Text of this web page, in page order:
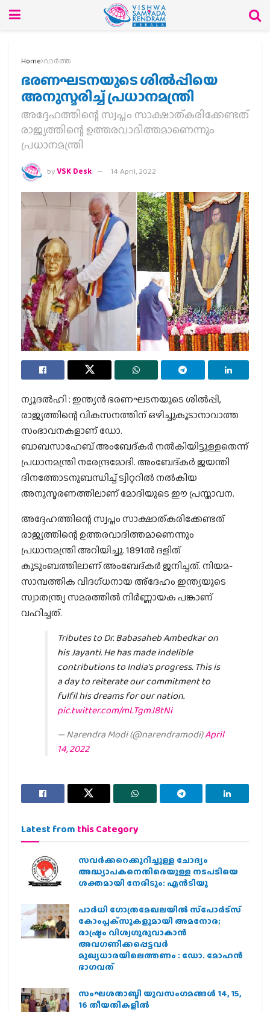
Home വാര്‍ത്ത
ഭരണഘടനയുടെ ശില്‍പ്പിയെ
അനുസ്മരിച്ച് പ്രധാനമന്ത്രി
അദ്ദേഹത്തിന്റെ സ്വപ്നം സാക്ഷാത്കരിക്കേണ്ടത്
രാജ്യത്തിന്റെ ഉത്തരവാദിത്തമാണെന്നും
പ്രധാനമന്ത്രി
byVSK Desk 14 April, 2022
ന്യൂദല്‍ഹി : ഇന്ത്യന്‍ ഭരണഘടനയുടെ ശില്‍പ്പി,
രാജ്യത്തിന്റെ വികസനത്തിന് ഒഴിച്ചുകൂടാനാവാത്ത
സംഭാവനകളാണ് ഡോ.
ബാബസാഹേബ് അംബേദ്കര്‍ നല്‍കിയിട്ടുള്ളതെന്ന്
പ്രധാനമന്ത്രി നരേന്ദ്രമോദി. അംബേദ്കര്‍ ജയന്തി
ദിനത്തോടനുബന്ധിച്ച് ട്വിറ്ററില്‍ നല്‍കിയ
അനുസ്മരണത്തിലാണ് മോദിയുടെ ഈ പ്രസ്താവന.
അദ്ദേഹത്തിന്റെ സ്വപ്നം സാക്ഷാത്കരിക്കേണ്ടത്
രാജ്യത്തിന്റെ ഉത്തരവാദിത്തമാണെന്നും
പ്രധാനമന്ത്രി അറിയിച്ചു. 1891ല്‍ ദളിത്
കുടുംബത്തിലാണ് അംബേദ്കര്‍ ജനിച്ചത്. നിയമ-
സാമ്പത്തിക വിദഗ്ധനായ അ്‌ദേഹം ഇന്ത്യയുടെ
സ്വാതന്ത്ര്യ സമരത്തില്‍ നിര്‍ണ്ണായക പങ്കാണ്
വഹിച്ചത്.
Tributes to Dr. Babasaheb Ambedkar on
his Jayanti. He has made indelible
contributions to India’s progress. This is
a day to reiterate our commitment to
fulfil his dreams for our nation.
pic.twitter.com/mLTgmJ8tNi
— Narendra Modi (@narendramodi)April
14, 2022
Latest from this Category
സവര്‍ക്കറെക്കുറിച്ചുള്ള ചോദ്യം
അദ്ധ്യാപകനെതിരെയുള്ള നടപടിയെ
ശക്തമായി നേരിടും: എന്‍ടിയു
പാര്‍ധി ഗോത്രമേഖലയില്‍ സ്‌പോര്‍ട്‌സ്
കോംപ്ലക്‌സുകളുമായി അമനോര;
രാഷ്ട്രം വിശ്വഗുരുവാകാന്‍
അവഗണിക്കപ്പെട്ടവര്‍
മുഖ്യധാരയിലെത്തണം : ഡോ. മോഹന്‍
ഭാഗവത്
സംഘശതാബ്ദി യുവസംഗമങ്ങള്‍ 14, 15,
16 തീയതികളില്‍